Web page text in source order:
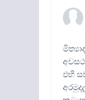
ඵහි